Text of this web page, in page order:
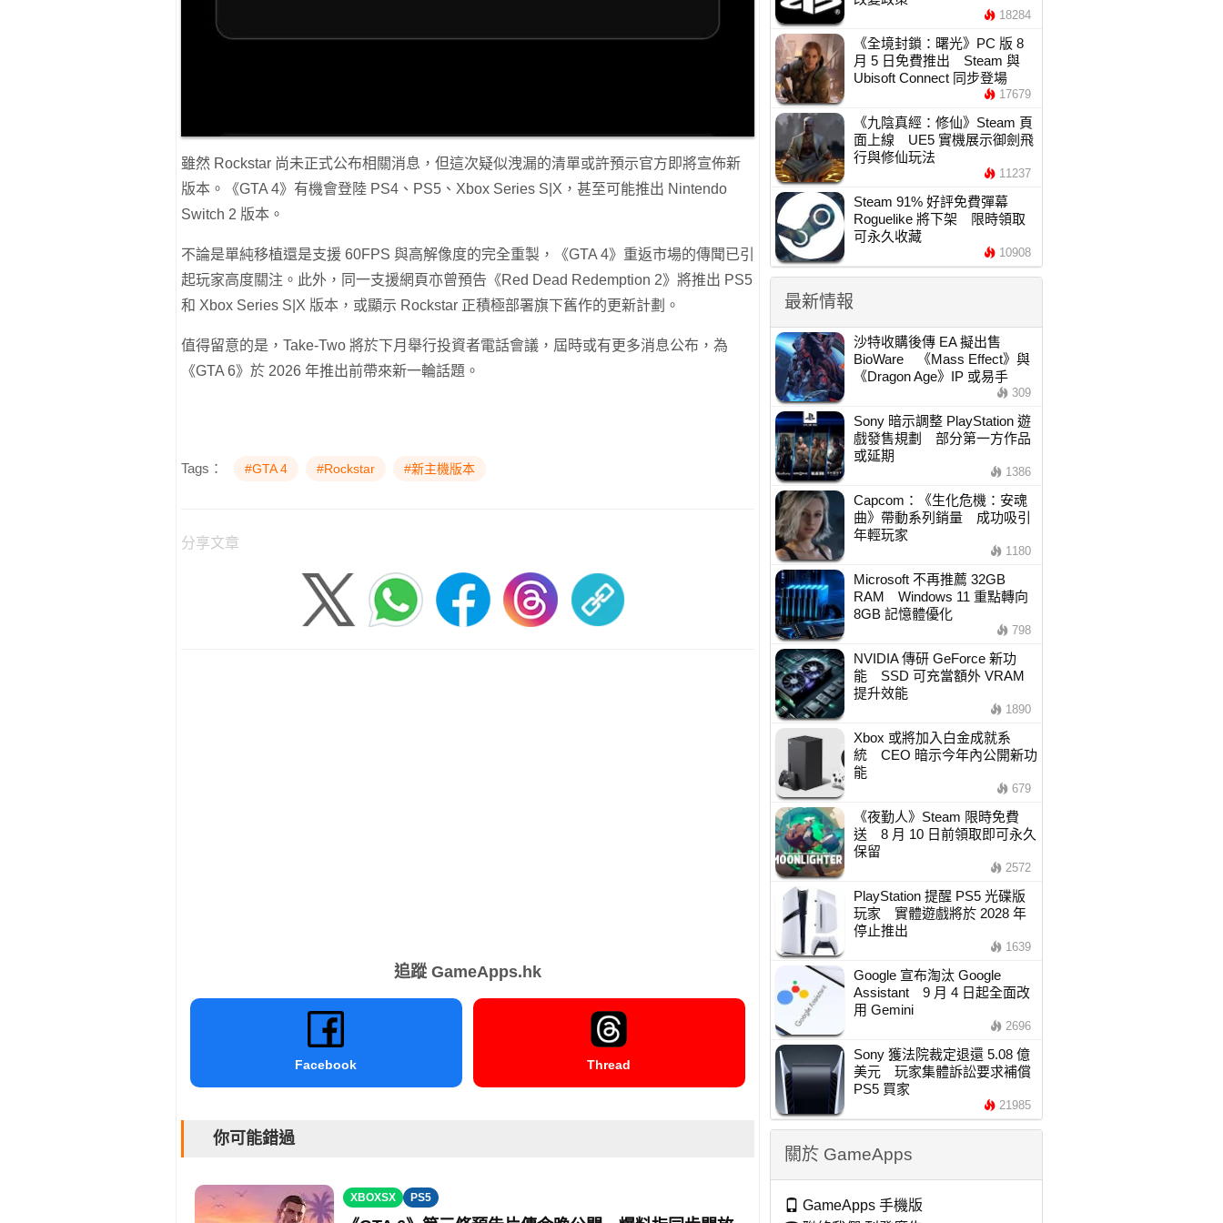
雖然 Rockstar 尚未正式公布相關消息，但這次疑似洩漏的清單或許預示官方即將宣佈新
版本。《GTA 4》有機會登陸 PS4、PS5、Xbox Series S|X，甚至可能推出 Nintendo
Switch 2 版本。
不論是單純移植還是支援 60FPS 與高解像度的完全重製，《GTA 4》重返市場的傳聞已引
起玩家高度關注。此外，同一支援網頁亦曾預告《Red Dead Redemption 2》將推出 PS5
和 Xbox Series S|X 版本，或顯示 Rockstar 正積極部署旗下舊作的更新計劃。
值得留意的是，Take-Two 將於下月舉行投資者電話會議，屆時或有更多消息公布，為
《GTA 6》於 2026 年推出前帶來新一輪話題。
Tags： #GTA 4 #Rockstar #新主機版本
分享文章
追蹤 GameApps.hk
Facebook Thread
你可能錯過
XBOXSX PS5
18284
《全境封鎖：曙光》PC 版 8
月 5 日免費推出 Steam 與
Ubisoft Connect 同步登場
17679
《九陰真經：修仙》Steam 頁
面上線 UE5 實機展示御劍飛
行與修仙玩法
11237
Steam 91% 好評免費彈幕
Roguelike 將下架 限時領取
可永久收藏
10908
最新情報
沙特收購後傳 EA 擬出售
BioWare 《Mass Effect》與
《Dragon Age》IP 或易手
309
Sony 暗示調整 PlayStation 遊
戲發售規劃 部分第一方作品
或延期
1386
Capcom：《生化危機：安魂
曲》帶動系列銷量 成功吸引
年輕玩家
1180
Microsoft 不再推薦 32GB
RAM Windows 11 重點轉向
8GB 記憶體優化
798
NVIDIA 傳研 GeForce 新功
能 SSD 可充當額外 VRAM
提升效能
1890
Xbox 或將加入白金成就系
統 CEO 暗示今年內公開新功
能
679
《夜勤人》Steam 限時免費
送 8 月 10 日前領取即可永久
保留
2572
PlayStation 提醒 PS5 光碟版
玩家 實體遊戲將於 2028 年
停止推出
1639
Google 宣布淘汰 Google
Assistant 9 月 4 日起全面改
用 Gemini
2696
Sony 獲法院裁定退還 5.08 億
美元 玩家集體訴訟要求補償
PS5 買家
21985
關於 GameApps
GameApps 手機版